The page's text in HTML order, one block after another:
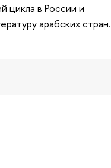
цикла в России и
арабских стран.